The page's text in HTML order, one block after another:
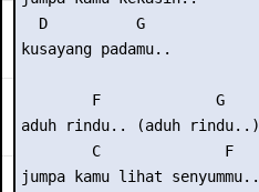
  D          G
kusayang padamu..
        F             G
aduh rindu.. (aduh rindu..)
        C              F
jumpa kamu lihat senyummu..